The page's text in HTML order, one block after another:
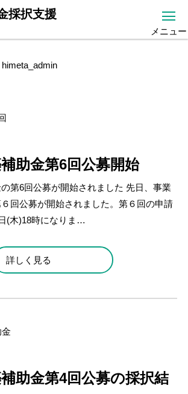
採択支援
メニュー
himeta_admin
助金第6回公募開始
第6回公募が開始されました 先日、事業
回公募が開始されました。第６回の申請
(木)18時になりま…
詳しく見る
助金第4回公募の採択結